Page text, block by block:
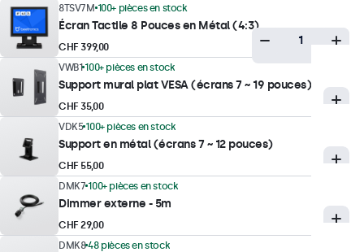
Luminosité minimale
1 nit
Contraste
800:1
Angle de vision
178° horizontal, 178° vertical
Temps de réponse
10 ms
Résolutions supportées
1920 x 1080 (max), 640 x 480 (min)
8TSV7M 100+ pièces en stock
Écran Tactile 8 Pouces en Métal (4:3)
CHF 399,00
VWB1 100+ pièces en stock
Support mural plat VESA (écrans 7 ~ 19 pouces)
CHF 35,00
VDK5 100+ pièces en stock
Support en métal (écrans 7 ~ 12 pouces)
CHF 55,00
DMK7 100+ pièces en stock
Dimmer externe - 5m
CHF 29,00
DMK8 48 pièces en stock